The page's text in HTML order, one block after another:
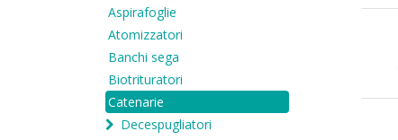
Aspirafoglie
Atomizzatori
Banchi sega
Biotrituratori
Catenarie
Decespugliatori